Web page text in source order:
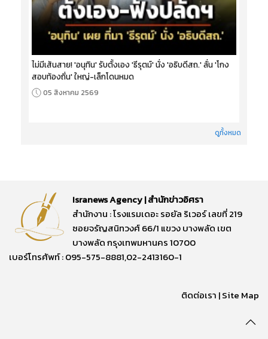
ไม่มีเส้นสาย! 'อนุทิน' รับตั้งเอง 'ธีรุตม์' นั่ง 'อธิบดีสถ.' ลั่น 'โกง
สอบท้องถิ่น' ใหญ่-เล็กโดนหมด
05 สิงหาคม 2569
ดูทั้งหมด
Isranews Agency | สำนักข่าวอิศรา
สำนักงาน : โรงแรมเดอะ รอยัล ริเวอร์ เลขที่ 219
ซอยจรัญสนิทวงศ์ 66/1 แขวง บางพลัด เขต
บางพลัด กรุงเทพมหานคร 10700
เบอร์โทรศัพท์ : 095-575-8881,02-2413160-1
ติดต่อเรา |Site Map